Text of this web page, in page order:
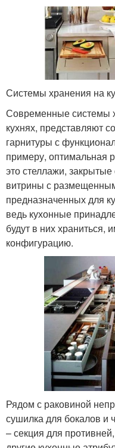
Системы хранения на
Современные системы
кухнях, представляют
гарнитуры с
примеру, оптимальная
это стеллажи,
витрины с
предназначенных для
ведь кухонные
будут в них храниться,
конфигурацию.
Рядом с раковиной
сушилка для бокалов
– секция для